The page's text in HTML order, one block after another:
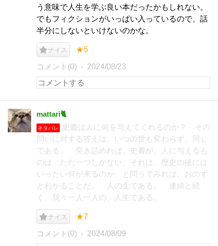
う意味で人生を学ぶ良い本だったかもしれない。
でもフィクションがいっぱい入っているので、話
半分にしないといけないのかな。
ナイス ★5
コメント(0) 2024/08/23
mattari🐈
ネタバレ
史書は人に何を与えてくれるのか？ その
問いに対する答えは、いつの世も変わらず、同じ
である。 突き詰めれば、史書が、人に与えるも
のは、ただ一つしかない。それは、歴史の後には
いったい何が来るのか、と問うてみれば、おのず
とわかることだ。 人の生である。 連綿と続
く、我々一人一人の、人生である。
ナイス ★7
コメント(0) 2024/08/09